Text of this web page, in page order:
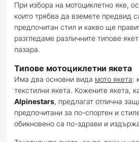
При избора на мотоциклетно яке,
които трябва да вземете предвид
предпочитан стил и какво ще
разгледаме различните типове
пазара.
Типове мотоциклетни якета
Има два основни вида мото якета:
текстилни якета. Кожените якета,
Alpinestars, предлагат отлична
предпочитани за по-спортен и
обикновено са по-здрави и